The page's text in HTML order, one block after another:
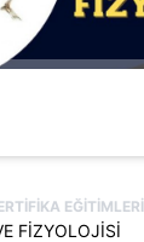
EĞİTİMLERİ
FİZYOLOJİSİ